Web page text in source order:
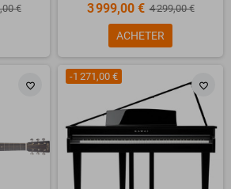
€ 3 999,00 € 4 299,00 €
ACHETER
favorite_border favorite_border
-1 271,00 €